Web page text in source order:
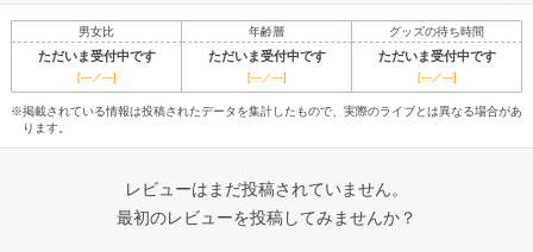
男女比 年齢層 グッズの待ち時間
ただいま受付中です ただいま受付中です ただいま受付中です
[---／---] [---／---] [---／---]
※掲載されている情報は投稿されたデータを集計したもので、実際のライブとは異なる場合があ
ります。
レビューはまだ投稿されていません。
最初のレビューを投稿してみませんか？